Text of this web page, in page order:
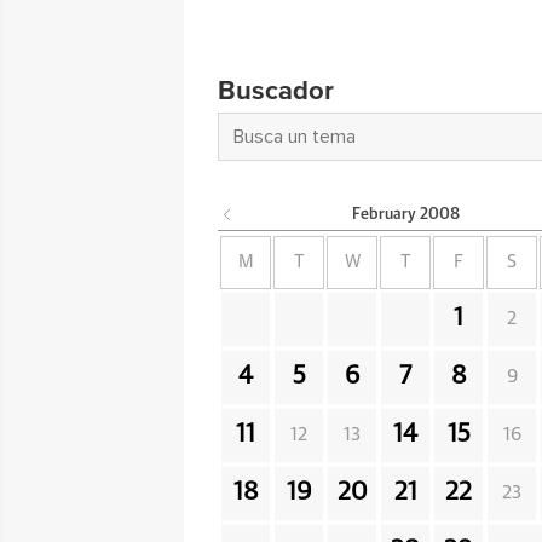
Buscador
February 2008
M W F S
1 2
4 5 6 7 8 9
11 12 13 14 15 16
18 19 20 21 22 23